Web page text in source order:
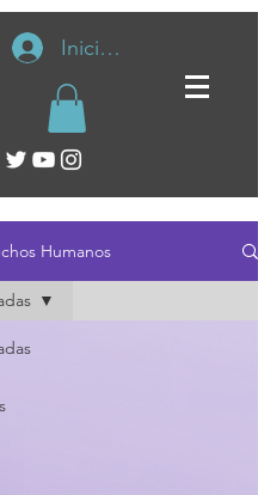
Iniciar sesión
Humanos